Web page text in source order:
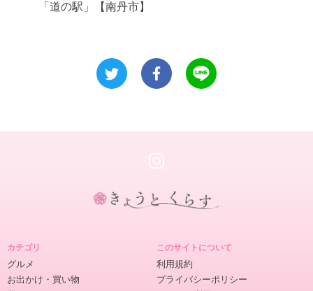
「道の駅」【南丹市】
カテゴリ
グルメ
お出かけ・買い物
このサイトについて
利用規約
プライバシーポリシー